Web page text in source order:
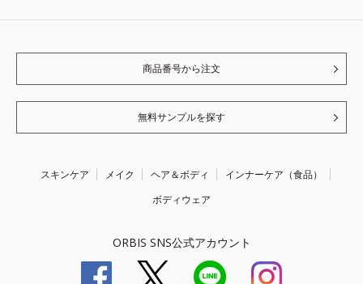
商品番号から注文
無料サンプルを探す
スキンケア メイク ヘア＆ボディ
インナーケア（食品）
ボディウェア
ORBIS SNS公式アカウント